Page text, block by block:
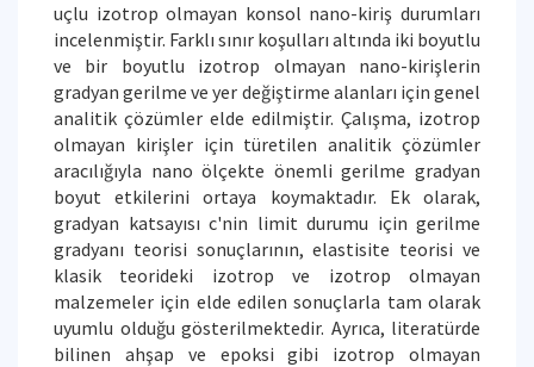
uçlu izotrop olmayan konsol nano-kiriş durumları
incelenmiştir. Farklı sınır koşulları altında iki boyutlu
ve bir boyutlu izotrop olmayan nano-kirişlerin
gradyan gerilme ve yer değiştirme alanları için genel
analitik çözümler elde edilmiştir. Çalışma, izotrop
olmayan kirişler için türetilen analitik çözümler
aracılığıyla nano ölçekte önemli gerilme gradyan
boyut etkilerini ortaya koymaktadır. Ek olarak,
gradyan katsayısı c'nin limit durumu için gerilme
gradyanı teorisi sonuçlarının, elastisite teorisi ve
klasik teorideki izotrop ve izotrop olmayan
malzemeler için elde edilen sonuçlarla tam olarak
uyumlu olduğu gösterilmektedir. Ayrıca, literatürde
bilinen ahşap ve epoksi gibi izotrop olmayan